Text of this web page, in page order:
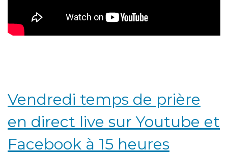
Vendredi temps de prière
en direct live sur Youtube et
Facebook à 15 heures